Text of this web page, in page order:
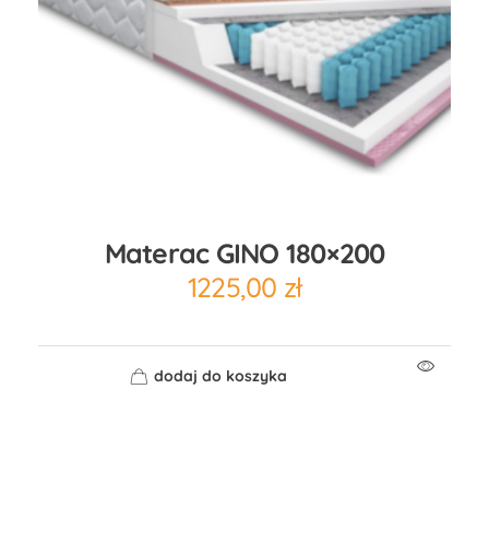
Materac GINO 180×200
1225,00 zł
dodaj do koszyka